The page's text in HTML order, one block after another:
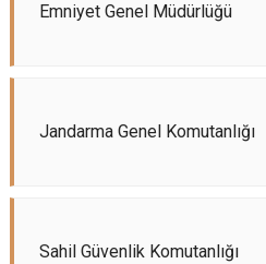
Emniyet Genel Müdürlüğü
Jandarma Genel Komutanlığı
Sahil Güvenlik Komutanlığı